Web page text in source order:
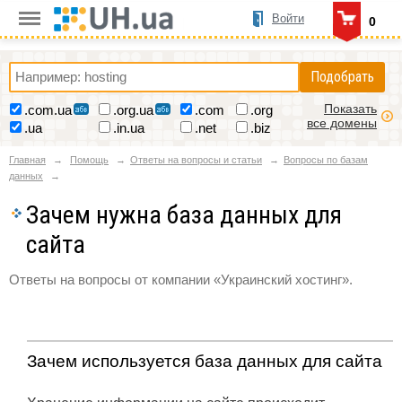
0
Войти
Подобрать
.com.ua .org.ua .com
.org
.ua
.in.ua .net .biz
Показать
все домены
Главная Помощь Ответы на вопросы и статьи
Вопросы по базам
данных
Зачем нужна база данных для
сайта
Ответы на вопросы от компании «Украинский хостинг».
Зачем используется база данных для сайта